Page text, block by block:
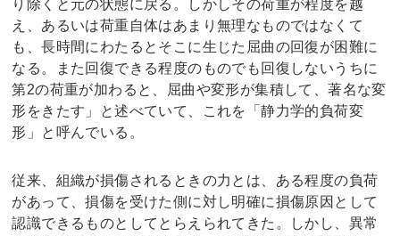
り除くと元の状態に戻る。しかしその荷重が程度を越
え、あるいは荷重自体はあまり無理なものではなくて
も、長時間にわたるとそこに生じた屈曲の回復が困難に
なる。また回復できる程度のものでも回復しないうちに
第2の荷重が加わると、屈曲や変形が集積して、著名な変
形をきたす」と述べていて、これを「静力学的負荷変
形」と呼んでいる。
従来、組織が損傷されるときの力とは、ある程度の負荷
があって、損傷を受けた側に対し明確に損傷原因として
認識できるものとしてとらえられてきた。しかし、異常